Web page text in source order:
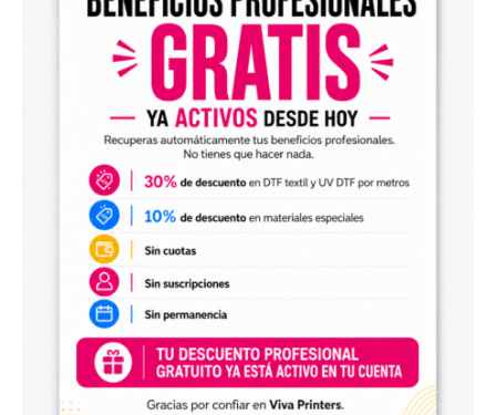
mantendrán su intensidad y brillo a lo largo del
tiempo, incluso cuando estén expuestas a la
luz solar, la humedad o el roce. Esta resistencia
superior es crucial para aplicaciones donde la
longevidad del diseño es esencial.
Proporcionando a tus clientes un producto final
que sigue siendo vibrante y atractivo después
de un uso prolongado.
CURADO EFICIENTE CON LUZ UV PARA
RESULTADOS ÓPTIMOS
Para obtener resultados óptimos, es esencial
que la tinta se cure adecuadamente bajo luz